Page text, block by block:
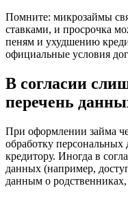
Помните: микрозаймы
ставками, и просрочка
пеням и ухудшению
официальные условия
В согласии
перечень
При оформлении займа
обработку
кредитору. Иногда в
данных (например,
данным о родственниках,